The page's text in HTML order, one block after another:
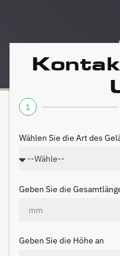
1
Wählen Sie die Art des
Geben Sie die
Geben Sie die Höhe an